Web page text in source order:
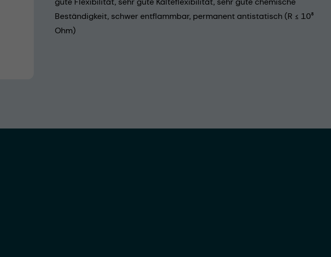
Beständigkeit, schwer entflammbar, permanent antistatisch (R ≤ 10⁸
Ohm)